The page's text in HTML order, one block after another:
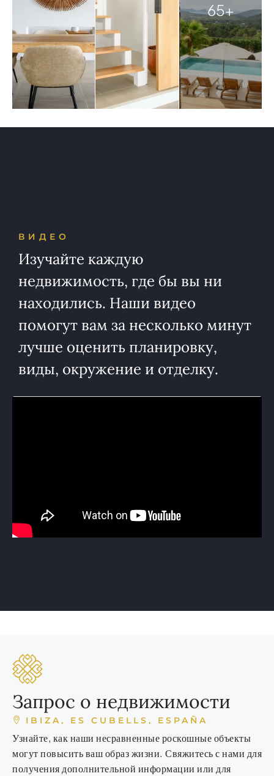
65+
ВИДЕО
Изучайте каждую
недвижимость, где бы вы ни
находились. Наши видео
помогут вам за несколько минут
лучше оценить планировку,
виды, окружение и отделку.
Запрос о недвижимости
IBIZA, ES CUBELLS, ESPAÑA
Узнайте, как наши несравненные роскошные объекты
могут повысить ваш образ жизни. Свяжитесь с нами для
получения дополнительной информации или для